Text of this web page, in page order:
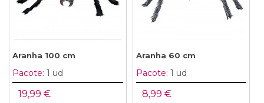
Aranha 100 cm
Pacote: 1 ud
19,99 €
Aranha 60 cm
Pacote: 1 ud
8,99 €